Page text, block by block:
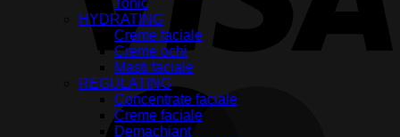
Tonic
HYDRATING
Creme faciale
Creme ochi
Masti faciale
REGULATING
Concentrate faciale
Creme faciale
Demachiant